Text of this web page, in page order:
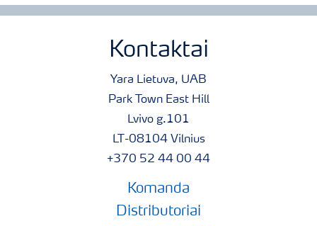
Kontaktai
Yara Lietuva, UAB
Park Town East Hill
Lvivo g.101
LT-08104 Vilnius
+370 52 44 00 44
Komanda
Distributoriai